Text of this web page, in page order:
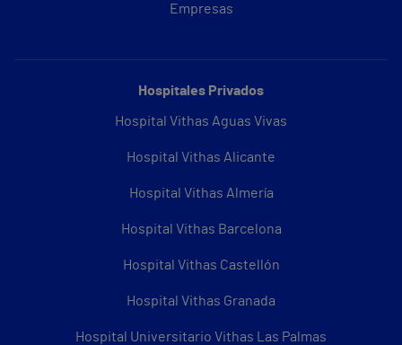
Empresas
Hospitales Privados
Hospital Vithas Aguas Vivas
Hospital Vithas Alicante
Hospital Vithas Almería
Hospital Vithas Barcelona
Hospital Vithas Castellón
Hospital Vithas Granada
Hospital Universitario Vithas Las Palmas